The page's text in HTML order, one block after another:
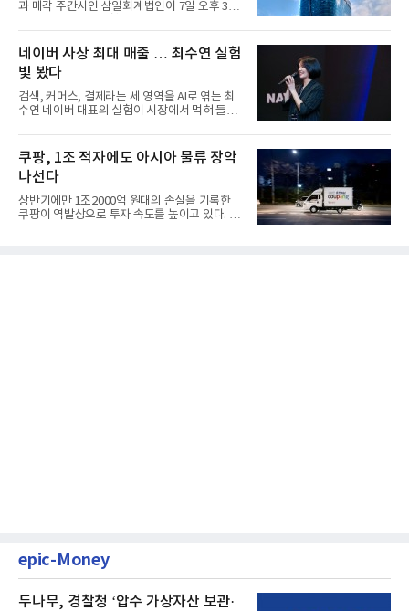
과 매각 주간사인 삼일회계법인이 7일 오후 3시
네이버 사상 최대 매출 … 최수연 실험
빛 봤다
검색, 커머스, 결제라는 세 영역을 AI로 엮는 최
수연 네이버 대표의 실험이 시장에서 먹혀 들어
쿠팡, 1조 적자에도 아시아 물류 장악
나선다
상반기에만 1조2000억 원대의 손실을 기록한
쿠팡이 역발상으로 투자 속도를 높이고 있다. 이
epic-Money
두나무, 경찰청 ‘압수 가상자산 보관·